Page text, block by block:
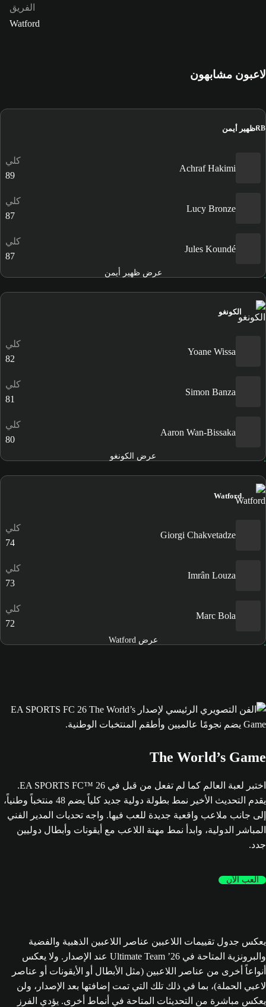
الفريق
Watford
لاعبون مشابهون
RBظهير أيمن
Achraf Hakimi
كلي
89
Lucy Bronze
كلي
87
Jules Koundé
كلي
87
عرض ظهير أيمن
الكونغو
Yoane Wissa
كلي
82
Simon Banza
كلي
81
Aaron Wan-Bissaka
كلي
80
عرض الكونغو
Watford
Giorgi Chakvetadze
كلي
74
Imrân Louza
كلي
73
Marc Bola
كلي
72
عرض Watford
The World’s Game
اختبر لعبة العالم كما لم تفعل من قبل في EA SPORTS FC™ 26.
يقدم التحديث الأخير نمط بطولة دولية جديد كلياً يضم 48 منتخباً وطنياً،
إلى جانب ملاعب واقعية جديدة للعب فيها. واجه تحديات المدير الفني
المباشر الدولية، وابدأ نمط مهنة اللاعب مع أيقونات وأبطال دوليين
جدد.
العب الآن
يعكس جدول تقييمات اللاعبين عناصر اللاعبين الذهبية والفضية
والبرونزية المتاحة في Ultimate Team ’26 عند الإصدار. ولا يعكس
أنواعاً أخرى من عناصر اللاعبين (مثل الأبطال أو الأيقونات أو عناصر
لاعبي الحملة)، بما في ذلك تلك التي تمت إضافتها بعد الإصدار، ولن
يعكس مباشرة من التحديثات المتاحة في أنماط أخرى. يؤدي الفرز